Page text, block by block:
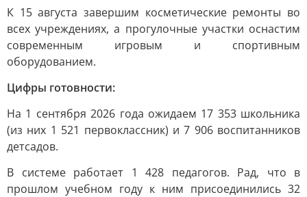
К 15 августа завершим косметические ремонты во
всех учреждениях, а прогулочные участки оснастим
современным игровым и спортивным
оборудованием.
Цифры готовности:
На 1 сентября 2026 года ожидаем 17 353 школьника
(из них 1 521 первоклассник) и 7 906 воспитанников
детсадов.
В системе работает 1 428 педагогов. Рад, что в
прошлом учебном году к ним присоединились 32